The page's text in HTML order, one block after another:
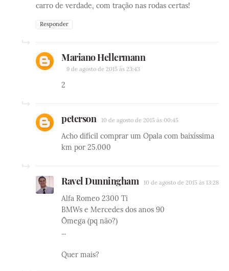
carro de verdade, com tração nas rodas certas!
Responder
Mariano Hellermann
9 de agosto de 2015 às 23:43
2
peterson 10 de agosto de 2015 às 00:45
Acho difícil comprar um Opala com baixíssima
km por 25.000
Ravel Dunningham 10 de agosto de 2015 às 13:28
Alfa Romeo 2300 Ti
BMWs e Mercedes dos anos 90
Ômega (pq não?)
...
Quer mais?